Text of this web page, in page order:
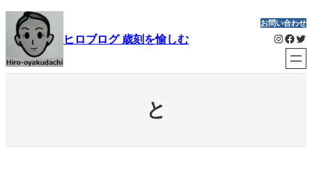
内
容
を
ス
ヒロブログ 歳刻を愉しむ
お問い合わせ
Instagram Facebook Twitter
と